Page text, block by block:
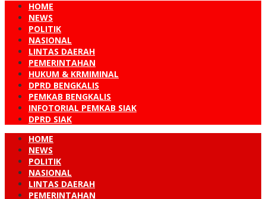
HOME
NEWS
POLITIK
NASIONAL
LINTAS DAERAH
PEMERINTAHAN
HUKUM & KRMIMINAL
DPRD BENGKALIS
PEMKAB BENGKALIS
INFOTORIAL PEMKAB SIAK
DPRD SIAK
HOME
NEWS
POLITIK
NASIONAL
LINTAS DAERAH
PEMERINTAHAN